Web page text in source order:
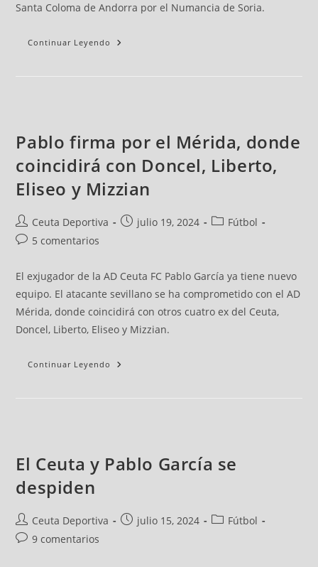
Santa Coloma de Andorra por el Numancia de Soria.
Continuar Leyendo
Pablo firma por el Mérida, donde
coincidirá con Doncel, Liberto,
Eliseo y Mizzian
Ceuta Deportiva julio 19, 2024
Fútbol
5 comentarios
El exjugador de la AD Ceuta FC Pablo García ya tiene nuevo
equipo. El atacante sevillano se ha comprometido con el AD
Mérida, donde coincidirá con otros cuatro ex del Ceuta,
Doncel, Liberto, Eliseo y Mizzian.
Continuar Leyendo
El Ceuta y Pablo García se
despiden
Ceuta Deportiva julio 15, 2024
Fútbol
9 comentarios